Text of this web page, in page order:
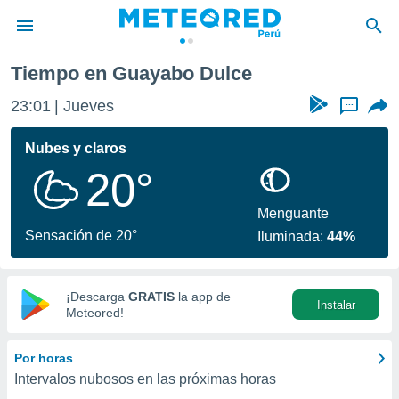
de
ha sido
calidad.
a este
las
y
digital
basada
Tiempo en Guayabo Dulce
23:01 Jueves ...
Nubes y claros
20°
Sensación de 20°
Menguante
Iluminada:44%
¡Descarga GRATIS la app de
Meteored!
Instalar
Por horas
Intervalos nubosos en las próximas horas